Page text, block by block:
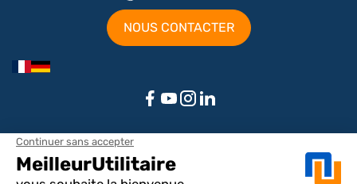
NOUS CONTACTER
Aménagements par marque / modèle